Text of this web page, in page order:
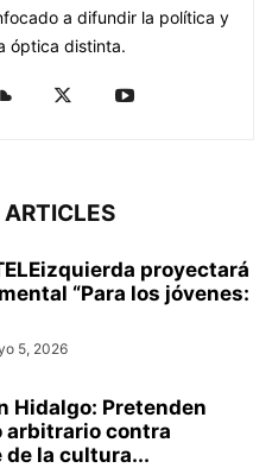
a difundir la política y
óptica distinta.
proyectará
“Para los jóvenes:
5, 2026
Hidalgo: Pretenden
arbitrario contra
de la cultura...